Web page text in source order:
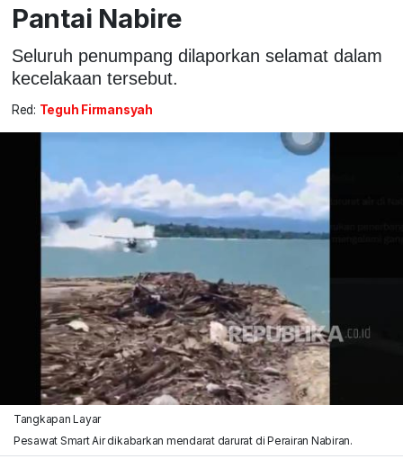
Pantai Nabire
Seluruh penumpang dilaporkan selamat dalam
kecelakaan tersebut.
Red: Teguh Firmansyah
Tangkapan Layar
Pesawat Smart Air dikabarkan mendarat darurat di Perairan Nabiran.